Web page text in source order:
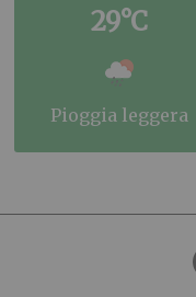
29°C
pioggia leggera